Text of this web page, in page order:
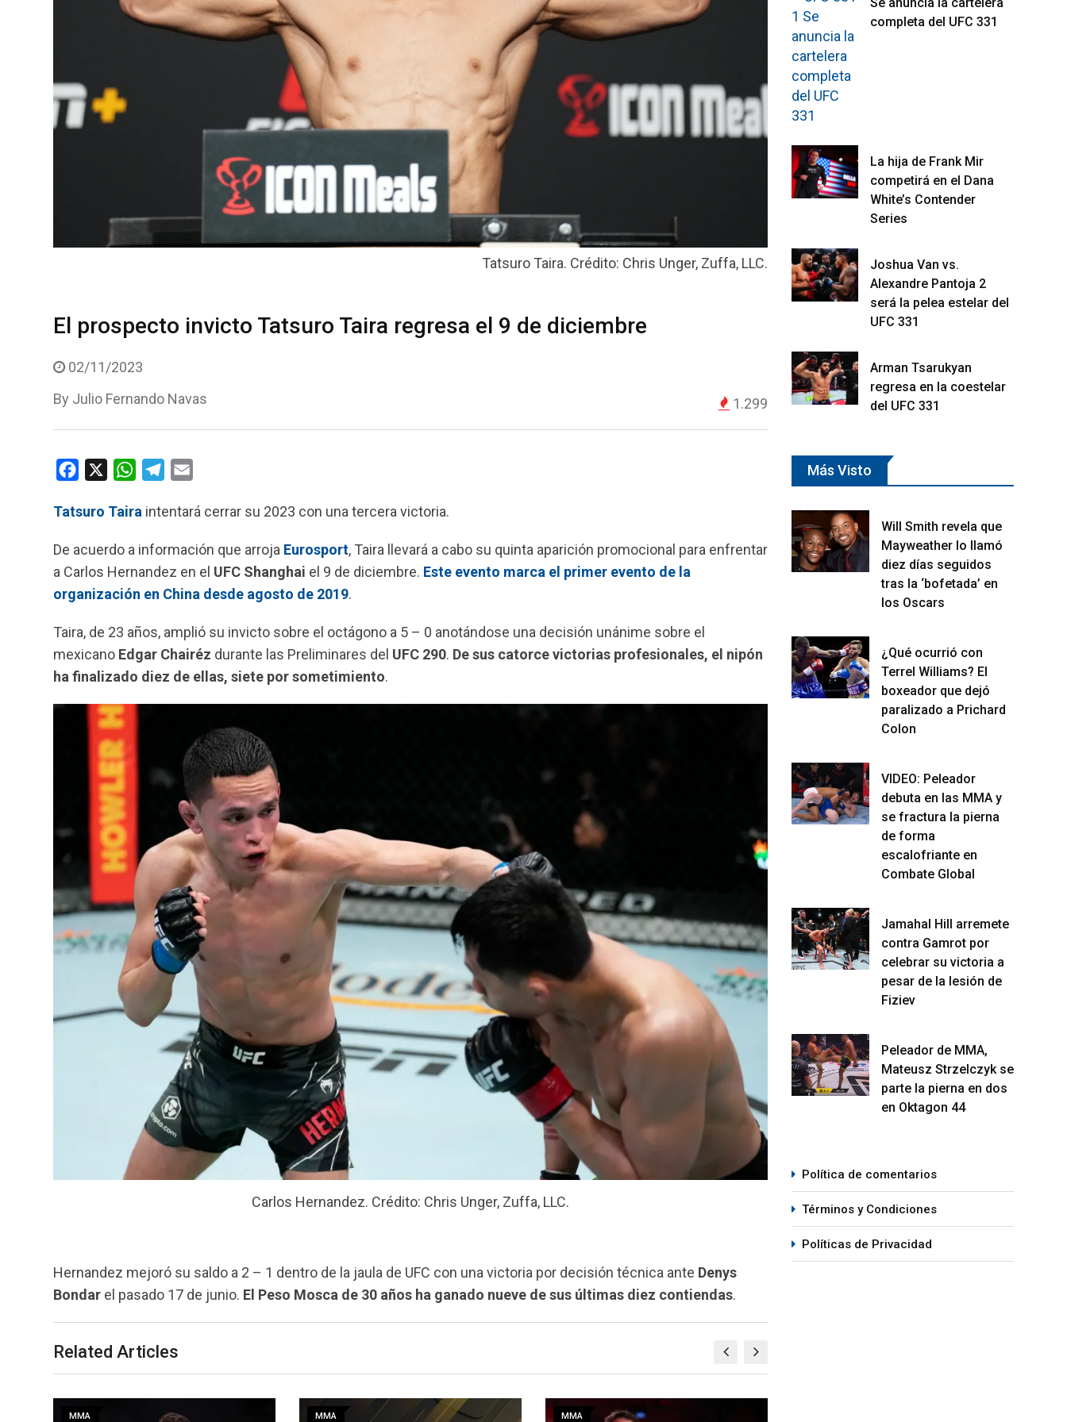
Tatsuro Taira. Crédito: Chris Unger, Zuffa, LLC.
El prospecto invicto Tatsuro Taira regresa el 9 de diciembre
02/11/2023
By Julio Fernando Navas 1.299
c
b
o
o
W
a
s
A
p
p
l
g
r
a
a
l
Tatsuro Taira intentará cerrar su 2023 con una tercera victoria.
De acuerdo a información que arroja Eurosport, Taira llevará a cabo su quinta aparición promocional para enfrentar
a Carlos Hernandez en el UFC Shanghai el 9 de diciembre. Este evento marca el primer evento de la
organización en China desde agosto de 2019.
Taira, de 23 años, amplió su invicto sobre el octágono a 5 – 0 anotándose una decisión unánime sobre el
mexicano Edgar Chairéz durante las Preliminares del UFC 290. De sus catorce victorias profesionales, el nipón
ha finalizado diez de ellas, siete por sometimiento.
Carlos Hernandez. Crédito: Chris Unger, Zuffa, LLC.
Hernandez mejoró su saldo a 2 – 1 dentro de la jaula de UFC con una victoria por decisión técnica ante Denys
Bondar el pasado 17 de junio. El Peso Mosca de 30 años ha ganado nueve de sus últimas diez contiendas.
Related Articles
MMA MMA MMA
completa del UFC 331
La hija de Frank Mir
competirá en el Dana
White’s Contender
Series
Joshua Van vs.
Alexandre Pantoja 2
será la pelea estelar del
UFC 331
Arman Tsarukyan
regresa en la coestelar
del UFC 331
Más Visto
Will Smith revela que
Mayweather lo llamó
diez días seguidos
tras la ‘bofetada’ en
los Oscars
¿Qué ocurrió con
Terrel Williams? El
boxeador que dejó
paralizado a Prichard
Colon
VIDEO: Peleador
debuta en las MMA y
se fractura la pierna
de forma
escalofriante en
Combate Global
Jamahal Hill arremete
contra Gamrot por
celebrar su victoria a
pesar de la lesión de
Fiziev
Peleador de MMA,
Mateusz Strzelczyk se
parte la pierna en dos
en Oktagon 44
Política de comentarios
Términos y Condiciones
Políticas de Privacidad